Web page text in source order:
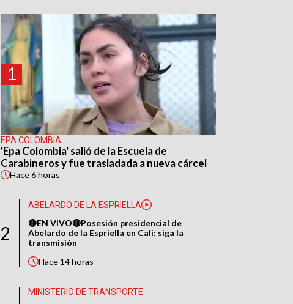
1
EPA COLOMBIA
'Epa Colombia' salió de la Escuela de
Carabineros y fue trasladada a nueva cárcel
Hace6 horas
2
ABELARDO DE LA ESPRIELLA
🔴EN VIVO🔴Posesión presidencial de
Abelardo de la Espriella en Cali: siga la
transmisión
Hace 14 horas
MINISTERIO DE TRANSPORTE